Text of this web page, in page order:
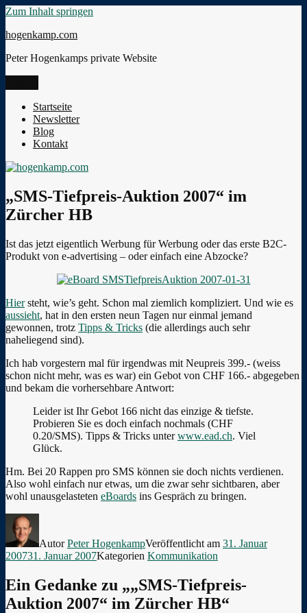
Zum Inhalt springen
hogenkamp.com
Peter Hogenkamps private Website
Startseite
Newsletter
Blog
Kontakt
„SMS-Tiefpreis-Auktion 2007“ im
Zürcher HB
Ist das jetzt eigentlich Werbung für Werbung oder das erste B2C-
Produkt von e-advertising – oder einfach eine Abzocke?
Hiersteht, wie’s geht. Schon mal ziemlich kompliziert. Und wie es
aussieht, hat in den ersten neun Tagen nur einmal jemand
gewonnen, trotz Tipps & Tricks (die allerdings auch sehr
naheliegend sind).
Ich hab vorgestern mal für irgendwas mit Neupreis 399.- (weiss
schon nicht mehr, was es war) ein Gebot von CHF 166.- abgegeben
und bekam die vorhersehbare Antwort:
Leider ist Ihr Gebot 166 nicht das einzige & tiefste.
Probieren Sie es doch einfach nochmals (CHF
0.20/SMS). Tipps & Tricks unterwww.ead.ch. Viel
Glück.
Hm. Bei 20 Rappen pro SMS können sie doch nichts verdienen.
Also wohl einfach nur etwas, um die zwar sehr sichtbaren, aber
wohl unausgelasteten eBoards ins Gespräch zu bringen.
AutorPeter HogenkampVeröffentlicht am 31. Januar
200731. Januar 2007Kategorien Kommunikation
Ein Gedanke zu „„SMS-Tiefpreis-
Auktion 2007“ im Zürcher HB“